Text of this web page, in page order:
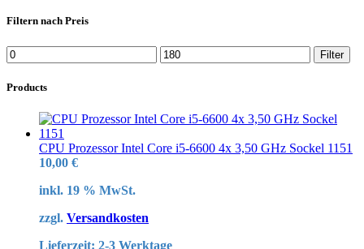
Filtern nach Preis
Min.
Preis
Max.
Preis
Filter
Products
CPU Prozessor Intel Core i5-6600 4x 3,50 GHz Sockel 1151
10,00 €
inkl. 19 % MwSt.
zzgl. Versandkosten
Lieferzeit: 2-3 Werktage